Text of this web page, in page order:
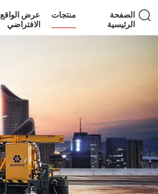
الصفحة
الرئيسية
منتجات
عرض الواقع
الافتراضي